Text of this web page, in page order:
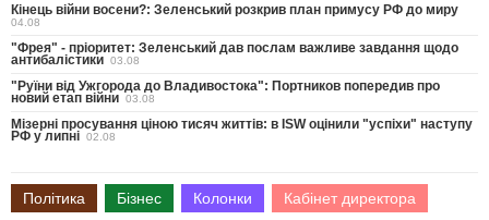
Кінець війни восени?: Зеленський розкрив план примусу РФ до миру
04.08
"Фрея" - пріоритет: Зеленський дав послам важливе завдання щодо
антибалістики 03.08
"Руїни від Ужгорода до Владивостока": Портников попередив про
новий етап війни 03.08
Мізерні просування ціною тисяч життів: в ISW оцінили "успіхи" наступу
РФ у липні 02.08
Політика Бізнес Колонки Кабінет директора